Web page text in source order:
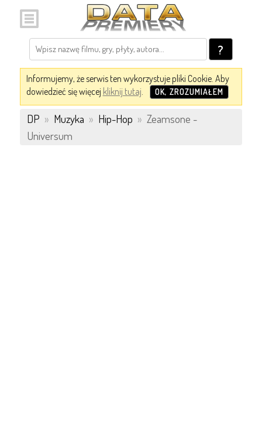
?
Informujemy, że serwis ten wykorzystuje pliki Cookie. Aby
dowiedzieć się więcej kliknij tutaj. OK, ZROZUMIAŁEM
DP » Muzyka » Hip-Hop » Zeamsone -
Universum